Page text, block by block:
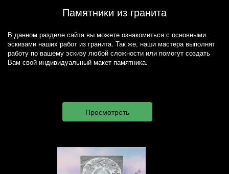
Памятники из гранита
В данном разделе сайта вы можете ознакомиться с основными
эскизами наших работ из гранита. Так же, наши мастера выполнят
работу по вашему эскизу любой сложности или помогут создать
Вам свой индивидуальный макет памятника.